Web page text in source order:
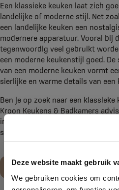
Deze website maakt gebruik
We gebruiken cookies om
Een klassieke keuken laat zich
landelijke of moderne stijl. Net
een landelijke keuken een
modernere apparatuur. Vooral bij
tegenwoordig veel gebruikt
een moderne keukenstijl goed.
van een moderne keuken vormt
sierlijke en warme details van een
Ben je op zoek naar een
Kroon Keukens & Badkamers
inspireren door de vele
showroom voor persoonlijk advies!
Maak een afspraak